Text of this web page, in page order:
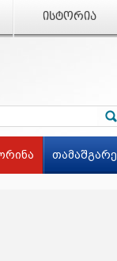
ᲘᲡᲢᲝᲠᲘᲐ
თამაშგარე